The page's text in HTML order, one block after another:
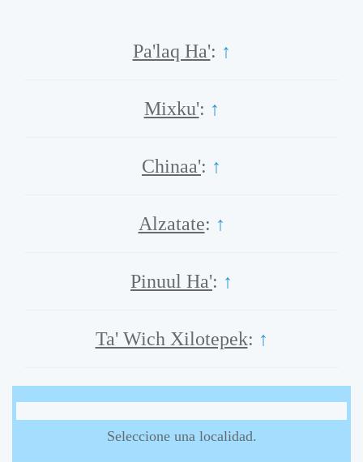
Pa'laq Ha': ↑
Mixku': ↑
Chinaa': ↑
Alzatate: ↑
Pinuul Ha': ↑
Ta' Wich Xilotepek: ↑
Seleccione una localidad.